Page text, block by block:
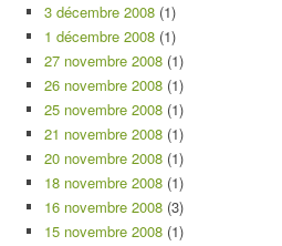
3 décembre 2008 (1)
1 décembre 2008 (1)
27 novembre 2008 (1)
26 novembre 2008 (1)
25 novembre 2008 (1)
21 novembre 2008 (1)
20 novembre 2008 (1)
18 novembre 2008 (1)
16 novembre 2008 (3)
15 novembre 2008 (1)